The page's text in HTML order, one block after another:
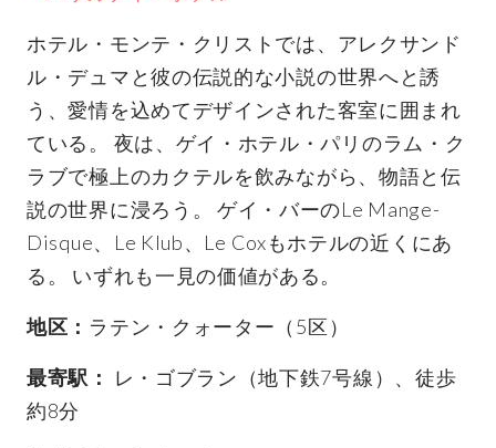
ホテル・モンテ・クリストでは、アレクサンド
ル・デュマと彼の伝説的な小説の世界へと誘
う、愛情を込めてデザインされた客室に囲まれ
ている。 夜は、ゲイ・ホテル・パリのラム・ク
ラブで極上のカクテルを飲みながら、物語と伝
説の世界に浸ろう。 ゲイ・バーのLe Mange-
Disque、Le Klub、Le Coxもホテルの近くにあ
る。 いずれも一見の価値がある。
地区： ラテン・クォーター（5区）
最寄駅：
レ・ゴブラン（地下鉄7号線）、徒歩
約8分